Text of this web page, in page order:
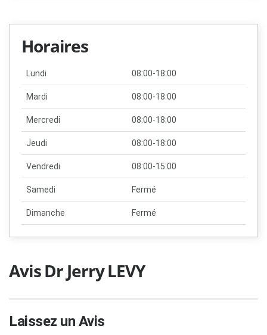
Horaires
Lundi 08:00-18:00
Mardi 08:00-18:00
Mercredi 08:00-18:00
Jeudi 08:00-18:00
Vendredi 08:00-15:00
Samedi Fermé
Dimanche Fermé
Avis Dr Jerry LEVY
Laissez un Avis